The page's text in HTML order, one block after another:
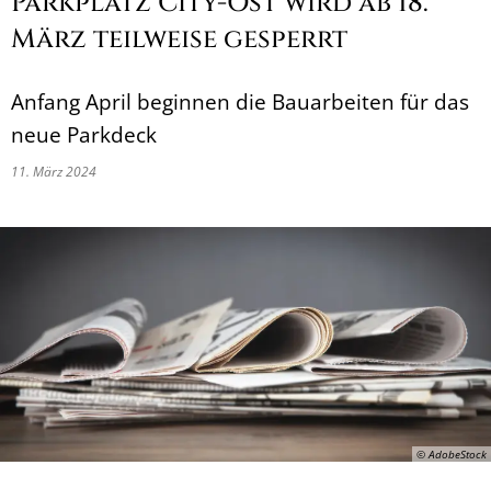
März teilweise gesperrt
Anfang April beginnen die Bauarbeiten für das
neue Parkdeck
11. März 2024
© AdobeStock